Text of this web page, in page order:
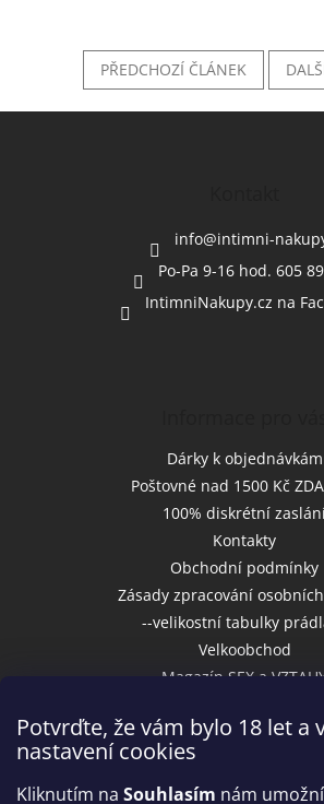
Potvrďte, že vám bylo 18 let a
nastavení cookies
Kliknutím na Souhlasím nám
PŘEDCHOZÍ ČLÁNEK
Z
info@intimni-
Po-Pa 9-16 hod. 605
IntimniNakupy.cz na
Dárky k objednávkám
Poštovné nad 1500 Kč
100% diskrétní
Kontakty
Obchodní podmínky
Zásady zpracování
--velikostní tabulky
Velkoobchod
Magazín SEX a
Přijímáme online